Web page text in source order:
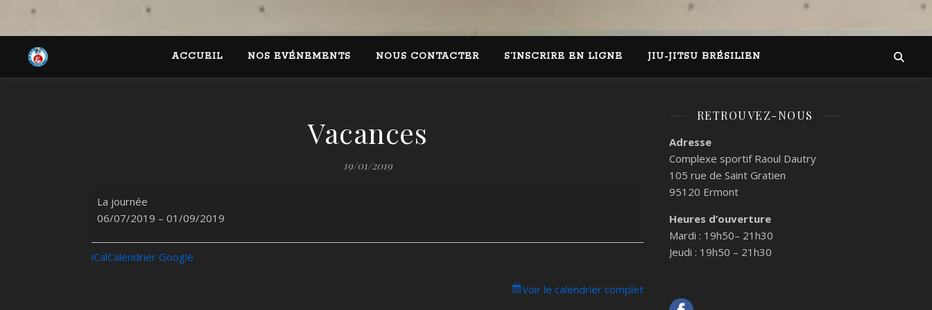
ACCUEIL NOS EVÉNEMENTS NOUS CONTACTER S’INSCRIRE EN LIGNE JIU-JITSU BRÉSILIEN
Vacances
19/01/2019
Vacances
La journée
06/07/2019 – 01/09/2019
iCalCalendrier Google
Voir le calendrier complet
RETROUVEZ-NOUS
Adresse
Complexe sportif Raoul Dautry
105 rue de Saint Gratien
95120 Ermont
Heures d’ouverture
Mardi : 19h50– 21h30
Jeudi : 19h50 – 21h30